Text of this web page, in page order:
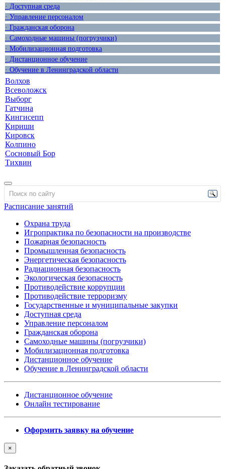
· Доступная среда
· Управление персоналом
· Гражданская оборона
· Самоходные машины (погрузчики)
· Мобилизационная подготовка
· Дистанционное обучение
· Обучение в Ленинградской области
Волхов
Всеволожск
Выборг
Гатчина
Кингисепп
Кириши
Кировск
Колпино
Сосновый Бор
Тихвин
Расписание занятий
Охрана труда
Игропрактика по безопасности на производстве
Пожарная безопасность
Промышленная безопасность
Энергетическая безопасность
Радиационная безопасность
Экологическая безопасность
Противодействие коррупции
Противодействие терроризму
Государственные и муниципальные закупки
Доступная среда
Управление персоналом
Гражданская оборона
Самоходные машины (погрузчики)
Мобилизационная подготовка
Дистанционное обучение
Обучение в Ленинградской области
Дистанционное обучение
Онлайн тестирование
Оформить заявку на обучение
×